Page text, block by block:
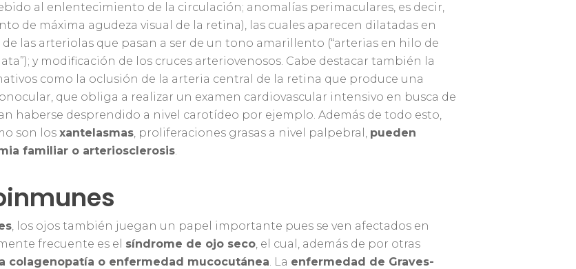
al enlentecimiento de la circulación; anomalías perimaculares, es decir,
de máxima agudeza visual de la retina), las cuales aparecen dilatadas en
las arteriolas que pasan a ser de un tono amarillento (“arterias en hilo de
y modificación de los cruces arteriovenosos. Cabe destacar también la
como la oclusión de la arteria central de la retina que produce una
que obliga a realizar un examen cardiovascular intensivo en busca de
haberse desprendido a nivel carotídeo por ejemplo. Además de todo esto,
son los xantelasmas, proliferaciones grasas a nivel palpebral, pueden
familiar o arteriosclerosis.
, los ojos también juegan un papel importante pues se ven afectados en
frecuente es el síndrome de ojo seco, el cual, además de por otras
colagenopatía o enfermedad mucocutánea. La enfermedad de Graves-